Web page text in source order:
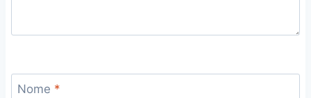
Nome *